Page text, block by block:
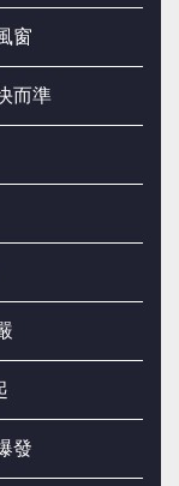
窗
而準
發